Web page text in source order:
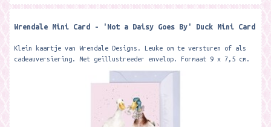
Wrendale Mini Card - 'Not a Daisy Goes By' Duck Mini Card
Klein kaartje van Wrendale Designs. Leuke om te versturen of als
cadeauversiering. Met geillustreeder envelop. Formaat 9 x 7,5 cm.